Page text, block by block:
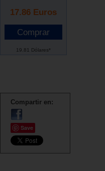
17.86 Euros
19.81 Dólares*
Compartir en:
Save